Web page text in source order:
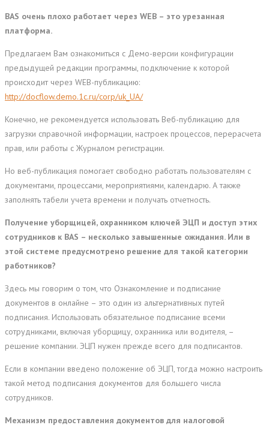
BAS очень плохо работает через WEB – это урезанная
платформа.
Предлагаем Вам ознакомиться с Демо-версии конфигурации
предыдущей редакции программы, подключение к которой
происходит через WEB-публикацию:
http://docflow.demo.1c.ru/corp/uk_UA/
Конечно, не рекомендуется использовать Веб-публикацию для
загрузки справочной информации, настроек процессов, перерасчета
прав, или работы с Журналом регистрации.
Но веб-публикация помогает свободно работать пользователям с
документами, процессами, мероприятиями, календарю. А также
заполнять табели учета времени и получать отчетность.
Получение уборщицей, охранником ключей ЭЦП и доступ этих
сотрудников к BAS – несколько завышенные ожидания. Или в
этой системе предусмотрено решение для такой категории
работников?
Здесь мы говорим о том, что Ознакомление и подписание
документов в онлайне – это один из альтернативных путей
подписания. Использовать обязательное подписание всеми
сотрудниками, включая уборщицу, охранника или водителя, –
решение компании. ЭЦП нужен прежде всего для подписантов.
Если в компании введено положение об ЭЦП, тогда можно настроить
такой метод подписания документов для большего числа
сотрудников.
Механизм предоставления документов для налоговой